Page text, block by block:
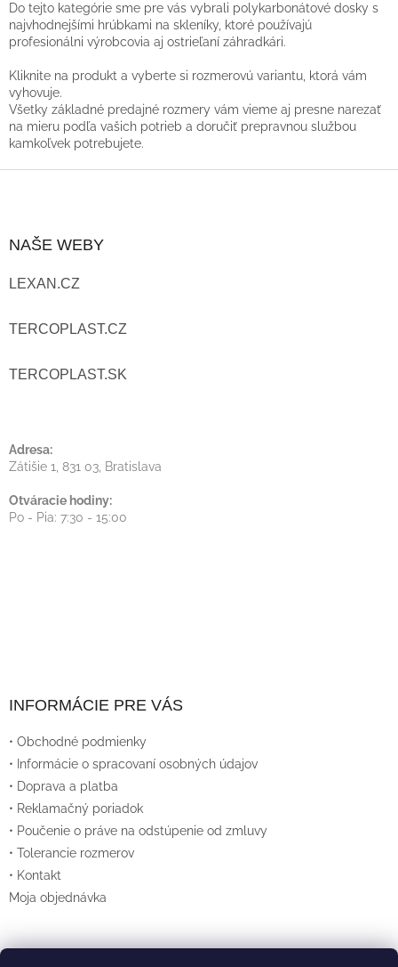
V
L
Á
D
C
Do tejto kategórie sme pre vás vybrali polykarbonátové dosky s
najvhodnejšími hrúbkami na skleníky, ktoré používajú
profesionálni výrobcovia aj ostrieľaní záhradkári.
Kliknite na produkt a vyberte si rozmerovú variantu, ktorá vám
vyhovuje.
Všetky základné predajné rozmery vám vieme aj presne narezať
na mieru podľa vašich potrieb a doručiť prepravnou službou
kamkoľvek potrebujete.
Ä
T
NAŠE WEBY
LEXAN.CZ
TERCOPLAST.CZ
TERCOPLAST.SK
Adresa:
Zátišie 1, 831 03, Bratislava
Otváracie hodiny:
Po - Pia: 7:30 - 15:00
INFORMÁCIE PRE VÁS
• Obchodné podmienky
• Informácie o spracovaní osobných údajov
• Doprava a platba
• Reklamačný poriadok
• Poučenie o práve na odstúpenie od zmluvy
• Tolerancie rozmerov
• Kontakt
Moja objednávka